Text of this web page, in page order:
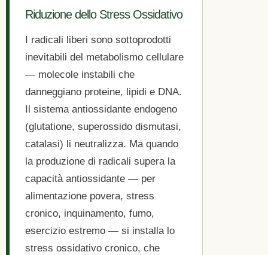
Riduzione dello Stress Ossidativo
I radicali liberi sono sottoprodotti
inevitabili del metabolismo cellulare
— molecole instabili che
danneggiano proteine, lipidi e DNA.
Il sistema antiossidante endogeno
(glutatione, superossido dismutasi,
catalasi) li neutralizza. Ma quando
la produzione di radicali supera la
capacità antiossidante — per
alimentazione povera, stress
cronico, inquinamento, fumo,
esercizio estremo — si installa lo
stress ossidativo cronico, che